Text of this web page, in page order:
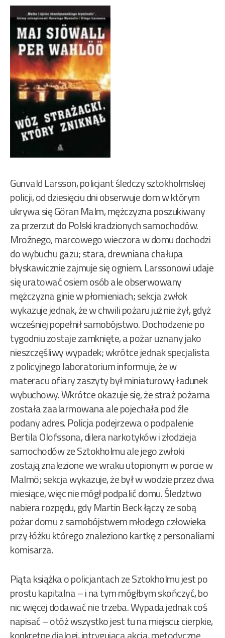
Gunvald Larsson, policjant śledczy sztokholmskiej
policji, od dziesięciu dni obserwuje dom w którym
ukrywa się Göran Malm, mężczyzna poszukiwany
za przerzut do Polski kradzionych samochodów.
Mroźnego, marcowego wieczora w domu dochodzi
do wybuchu gazu; stara, drewniana chałupa
błyskawicznie zajmuje się ogniem. Larssonowi udaje
się uratować osiem osób ale obserwowany
mężczyzna ginie w płomieniach; sekcja zwłok
wykazuje jednak, że w chwili pożaru już nie żył, gdyż
wcześniej popełnił samobójstwo. Dochodzenie po
tygodniu zostaje zamknięte, a pożar uznany jako
nieszczęśliwy wypadek; wkrótce jednak specjalista
z policyjnego laboratorium informuje, że w
materacu ofiary zaszyty był miniaturowy ładunek
wybuchowy. Wkrótce okazuje się, że straż pożarna
została zaalarmowana ale pojechała pod źle
podany adres. Policja podejrzewa o podpalenie
Bertila Olofssona, dilera narkotyków i złodzieja
samochodów ze Sztokholmu ale jego zwłoki
zostają znalezione we wraku utopionym w porcie w
Malmö; sekcja wykazuje, że był w wodzie przez dwa
miesiące, więc nie mógł podpalić domu. Śledztwo
nabiera rozpędu, gdy Martin Beck łączy ze sobą
pożar domu z samobójstwem młodego człowieka
przy łóżku którego znaleziono kartkę z personaliami
komisarza.
Piąta książka o policjantach ze Sztokholmu jest po
prostu kapitalna – i na tym mógłbym skończyć, bo
nic więcej dodawać nie trzeba. Wypada jednak coś
napisać – otóż wszystko jest tu na miejscu: cierpkie,